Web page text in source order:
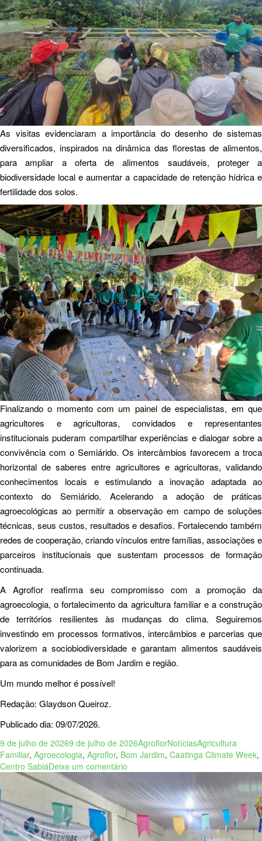
As visitas evidenciaram a importância do desenho de sistemas
diversificados, inspirados na dinâmica das florestas de alimentos,
para ampliar a oferta de alimentos saudáveis, proteger a
biodiversidade local e aumentar a capacidade de retenção hídrica e
fertilidade dos solos.
Finalizando o momento com um painel de especialistas, em que
agricultores e agricultoras, convidados e representantes
institucionais puderam compartilhar experiências e dialogar sobre a
convivência com o Semiárido. Os intercâmbios favorecem a troca
horizontal de saberes entre agricultores e agricultoras, validando
conhecimentos locais e estimulando a inovação adaptada ao
contexto do Semiárido. Acelerando a adoção de práticas
agroecológicas ao permitir a observação em campo de soluções
técnicas, seus custos, resultados e desafios. Fortalecendo também
redes de cooperação, criando vínculos entre famílias, associações e
parceiros institucionais que sustentam processos de formação
continuada.
A Agroflor reafirma seu compromisso com a promoção da
agroecologia, o fortalecimento da agricultura familiar e a construção
de territórios resilientes às mudanças do clima. Seguiremos
investindo em processos formativos, intercâmbios e parcerias que
valorizem a sociobiodiversidade e garantam alimentos saudáveis
para as comunidades de Bom Jardim e região.
Um mundo melhor é possível!
Redação: Glaydson Queiroz.
Publicado dia: 09/07/2026.
9 de julho de 20269 de julho de 2026AgroflorNotíciasAgricultura
Familiar, Agroecologia, Agroflor, Bom Jardim, Caatinga Climate Week,
Centro SabiáDeixe um comentário